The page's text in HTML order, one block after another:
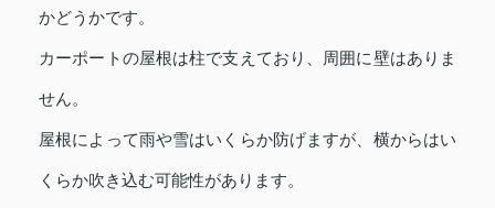
かどうかです。
カーポートの屋根は柱で支えており、周囲に壁はありま
せん。
屋根によって雨や雪はいくらか防げますが、横からはい
くらか吹き込む可能性があります。